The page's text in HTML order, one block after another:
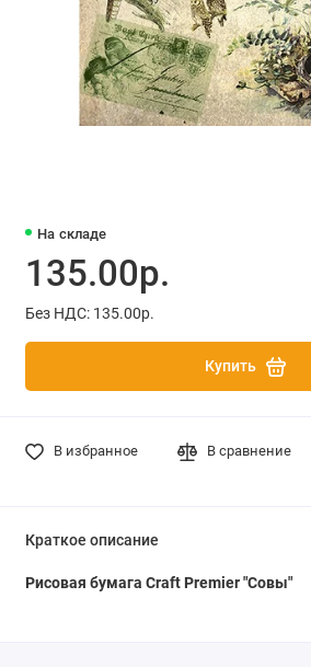
На складе
135.00р.
Без НДС: 135.00р.
Купить
В избранное В сравнение
Краткое описание
Рисовая бумага Craft Premier "Совы"